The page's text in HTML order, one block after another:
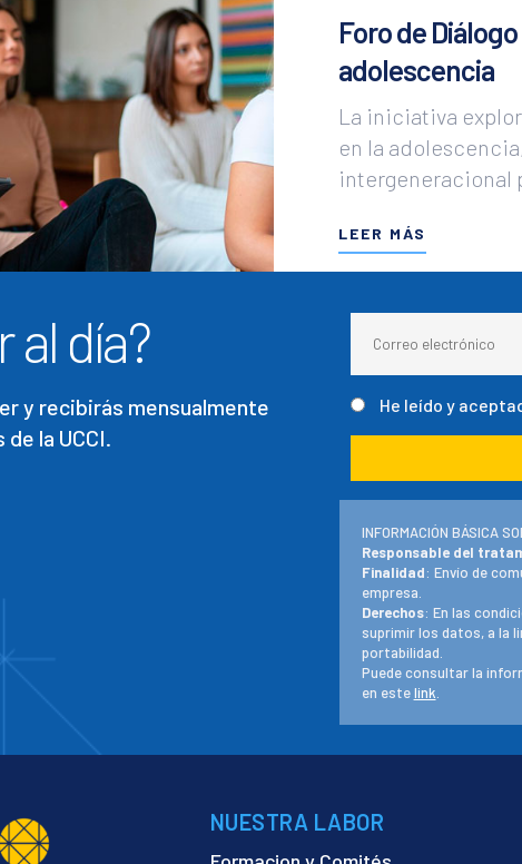
Foro de
adolescencia
La iniciativa
en la
intergeneracional
LEER MÁS
al día?
y recibirás mensualmente
la UCCI.
He leído y
INFORMACIÓN BÁSICA
Responsable del
Finalidad: Envío de
empresa.
Derechos: En las
suprimir los datos, a la
portabilidad.
Puede consultar la
en estelink
NUESTRA LABOR